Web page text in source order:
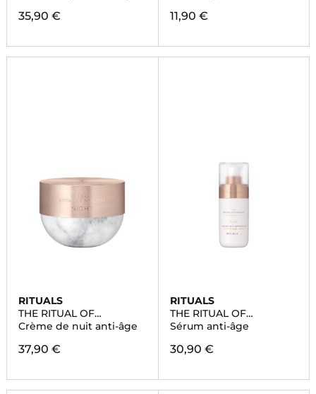
35,90 € 11,90 €
RITUALS
THE RITUAL OF
NAMASTE
Crème de nuit anti-âge
37,90 €
RITUALS
THE RITUAL OF
NAMASTE
Sérum anti-âge
30,90 €